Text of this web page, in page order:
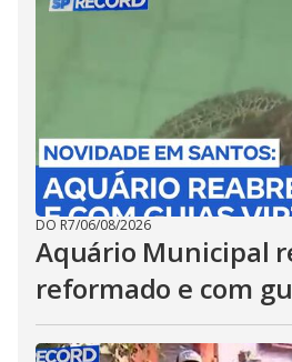
DO R7/06/08/2026
Aquário Municipal
reformado e com